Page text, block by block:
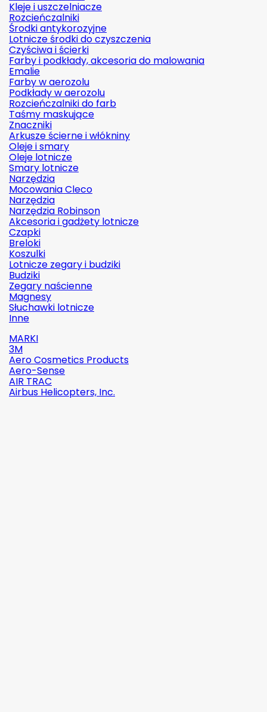
Kleje i uszczelniacze
Rozcieńczalniki
Środki antykorozyjne
Lotnicze środki do czyszczenia
Czyściwa i ścierki
Farby i podkłady, akcesoria do malowania
Emalie
Farby w aerozolu
Podkłady w aerozolu
Rozcieńczalniki do farb
Taśmy maskujące
Znaczniki
Arkusze ścierne i włókniny
Oleje i smary
Oleje lotnicze
Smary lotnicze
Narzędzia
Mocowania Cleco
Narzędzia
Narzędzia Robinson
Akcesoria i gadżety lotnicze
Czapki
Breloki
Koszulki
Lotnicze zegary i budziki
Budziki
Zegary naścienne
Magnesy
Słuchawki lotnicze
Inne
MARKI
3M
Aero Cosmetics Products
Aero-Sense
AIR TRAC
Airbus Helicopters, Inc.